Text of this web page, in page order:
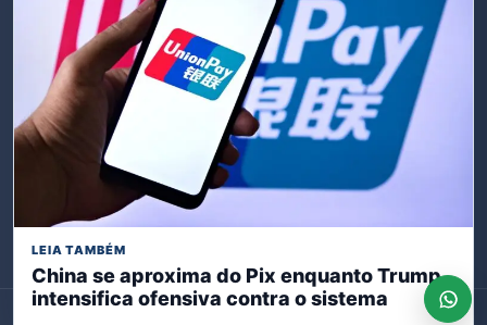
Polícia
SIGA-NOS
Receba nossas publicações
Inscreva-se
LEIA TAMBÉM
China se aproxima do Pix enquanto Trump
intensifica ofensiva contra o sistema